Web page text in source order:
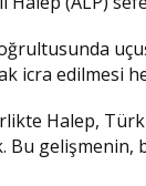
uçuş
icra edilmesi
Halep, Türk
gelişmenin,